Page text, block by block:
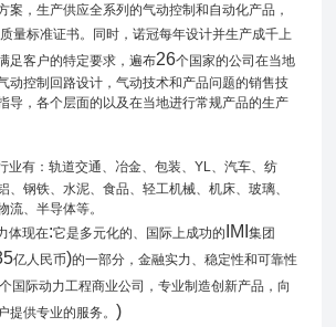
案，生产供应全系列的气动控制和自动化产品，
量标准证书。同时，诺冠每年设计并生产成千上
足客户的特定要求，遍布26个国家的公司在当地
动控制回路设计，气动技术和产品问题的销售技
导，各个层面的以及在当地进行常规产品的生产
业有：轨道交通、冶金、包装、YL、汽车、纺
、钢铁、水泥、食品、轻工机械、机床、玻璃、
流、半导体等。
体现在:它是多元化的、国际上成功的 IMI集团
亿人民币)的一部分，金融实力、稳定性和可靠性
国际动力工程商业公司，专业制造创新产品，向
提供专业的服务。 )